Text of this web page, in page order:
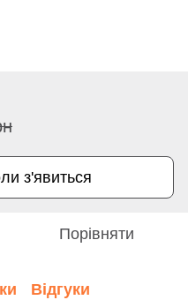
з'явиться
Порівняти
Відгуки